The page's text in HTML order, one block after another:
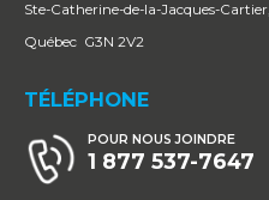
Ste-Catherine-de-la-Jacques-Cartier,
Québec G3N 2V2
TÉLÉPHONE
POUR NOUS JOINDRE
1 877 537-7647